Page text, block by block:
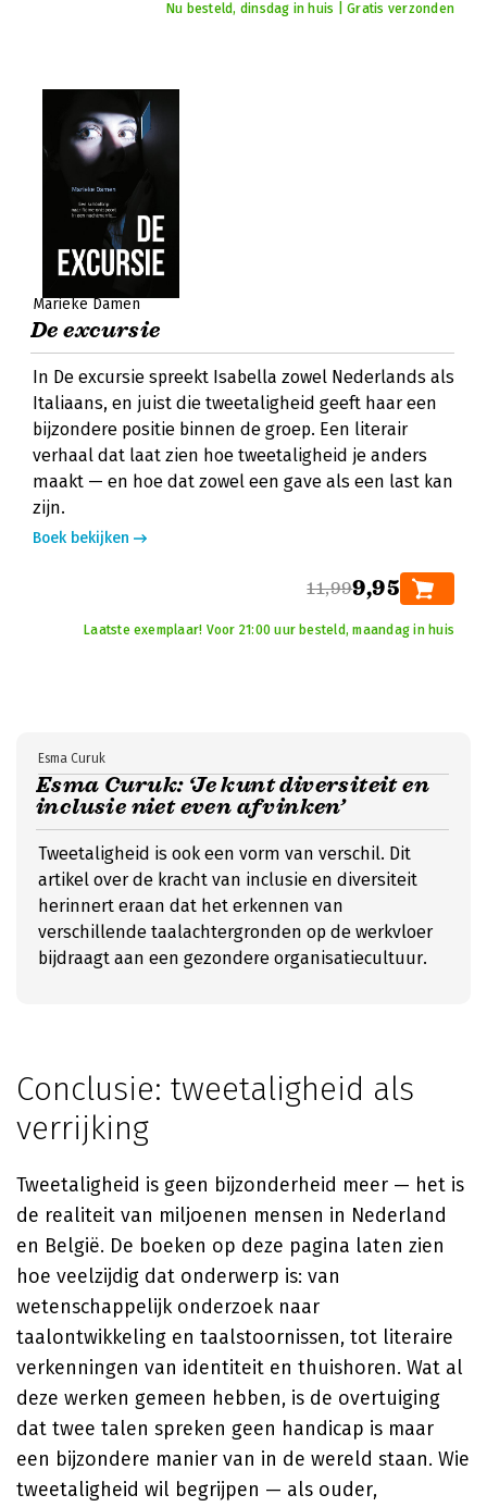
Nu besteld, dinsdag in huis | Gratis verzonden
Marieke Damen
De excursie
In De excursie spreekt Isabella zowel Nederlands als
Italiaans, en juist die tweetaligheid geeft haar een
bijzondere positie binnen de groep. Een literair
verhaal dat laat zien hoe tweetaligheid je anders
maakt — en hoe dat zowel een gave als een last kan
zijn.
Boek bekijken
11,999,95
Laatste exemplaar! Voor 21:00 uur besteld, maandag in huis
Esma Curuk: ‘Je kunt diversiteit en
inclusie niet even afvinken’
Esma Curuk
Tweetaligheid is ook een vorm van verschil. Dit
artikel over de kracht van inclusie en diversiteit
herinnert eraan dat het erkennen van
verschillende taalachtergronden op de werkvloer
bijdraagt aan een gezondere organisatiecultuur.
Conclusie: tweetaligheid als
verrijking
Tweetaligheid is geen bijzonderheid meer — het is
de realiteit van miljoenen mensen in Nederland
en België. De boeken op deze pagina laten zien
hoe veelzijdig dat onderwerp is: van
wetenschappelijk onderzoek naar
taalontwikkeling en taalstoornissen, tot literaire
verkenningen van identiteit en thuishoren. Wat al
deze werken gemeen hebben, is de overtuiging
dat twee talen spreken geen handicap is maar
een bijzondere manier van in de wereld staan. Wie
tweetaligheid wil begrijpen — als ouder,